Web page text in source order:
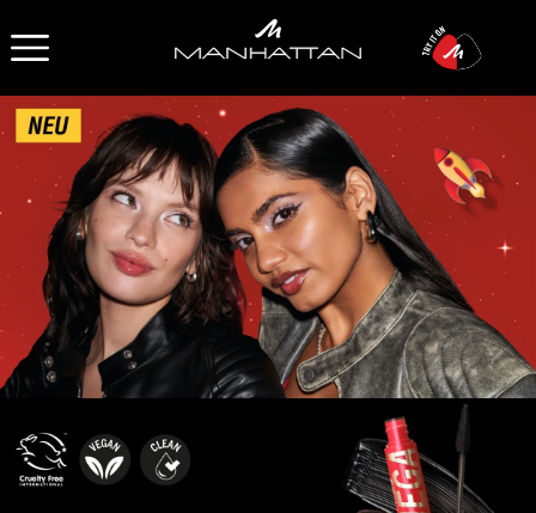
OPEN NAVIGATION